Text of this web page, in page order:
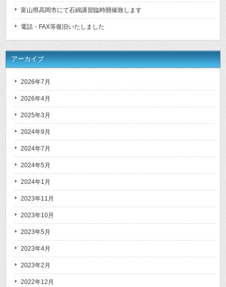
富山県高岡市にて石綿講習臨時開催致します
電話・FAX等復旧いたしました
アーカイブ
2026年7月
2026年4月
2025年3月
2024年9月
2024年7月
2024年5月
2024年1月
2023年11月
2023年10月
2023年5月
2023年4月
2023年2月
2022年12月